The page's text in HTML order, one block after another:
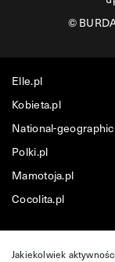
©
Elle.pl
Kobieta.pl
National-
Polki.pl
Mamotoja.pl
Cocolita.pl
Jakiekolwiek